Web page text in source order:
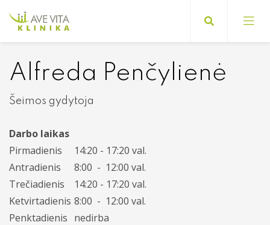
Prisirašymo tvarka
tvarka
Paslaugų teikimas nedarbo metu
Mirties liudijimų išrašymo tvarka
Mokamos ir nemokamos paslaugos
Pediatrai (vaikų ligų gydytojai)
Akušeriai ginekologai
Gydytojai odontologijos klinika
Alfreda Penčylienė
Šeimos gydytoja
Darbo laikas
Pirmadienis
14:20 - 17:20 val.
Antradienis
8:00 - 12:00 val.
Trečiadienis
14:20 - 17:20 val.
Ketvirtadienis 8:00 - 12:00 val.
Penktadienis nedirba